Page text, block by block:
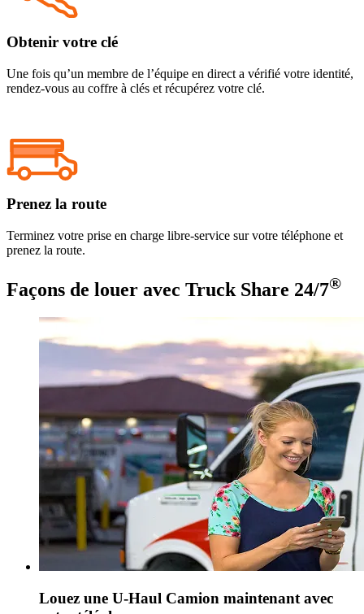
Obtenir votre clé
Une fois qu’un membre de l’équipe en direct a vérifié votre identité,
rendez-vous au coffre à clés et récupérez votre clé.
Prenez la route
Terminez votre prise en charge libre-service sur votre téléphone et
prenez la route.
Façons de louer avec Truck Share 24/7®
Louez une U-Haul Camion maintenant avec